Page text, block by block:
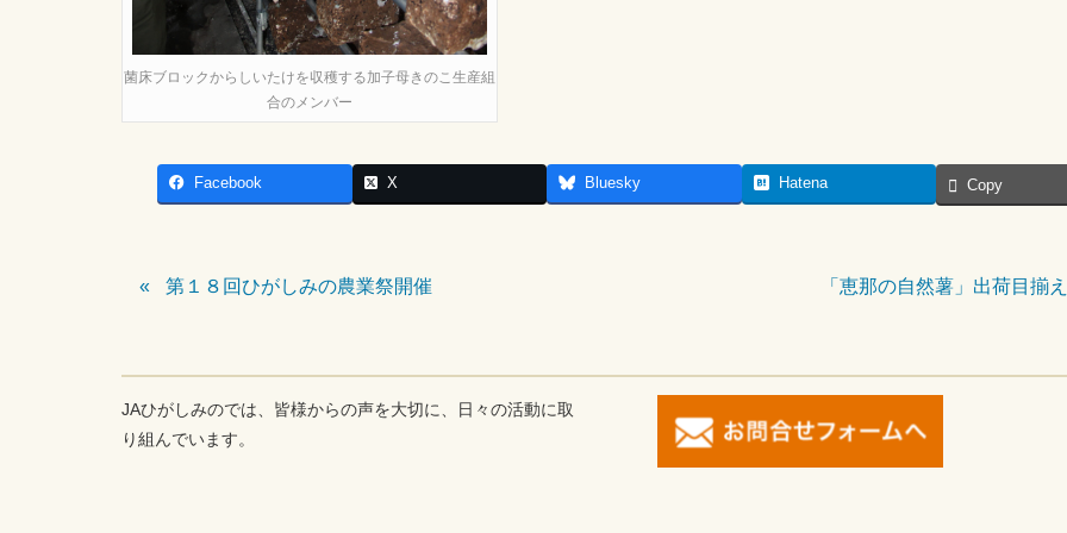
菌床ブロックからしいたけを収穫する加子母きのこ生産組
合のメンバー
Facebook X Bluesky Hatena Copy
第１８回ひがしみの農業祭開催 「恵那の自然薯」出荷目揃
JAひがしみのでは、皆様からの声を大切に、日々の活動に取
り組んでいます。